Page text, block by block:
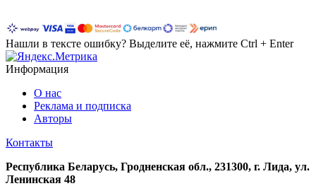
Нашли в тексте ошибку? Выделите её, нажмите Ctrl + Enter
Информация
О нас
Реклама и подписка
Авторы
Контакты
Республика Беларусь, Гродненская обл., 231300, г. Лида, ул.
Ленинская 48